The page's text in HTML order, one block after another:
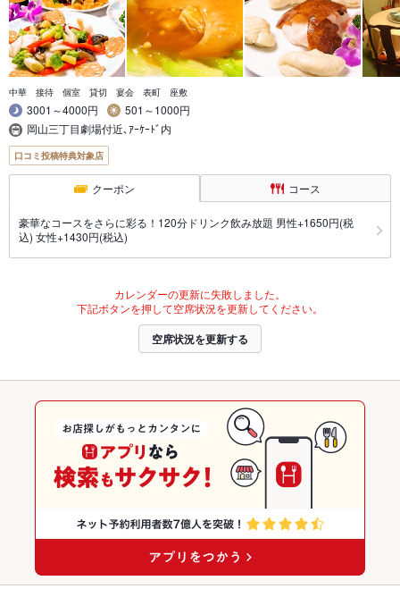
中華 接待 個室 貸切 宴会 表町 座敷
3001～4000円
501～1000円
岡山三丁目劇場付近､ｱｰｹｰﾄﾞ内
口コミ投稿特典対象店
クーポン コース
豪華なコースをさらに彩る！120分ドリンク飲み放題 男性+1650円(税
込) 女性+1430円(税込)
カレンダーの更新に失敗しました。
下記ボタンを押して空席状況を更新してください。
空席状況を更新する